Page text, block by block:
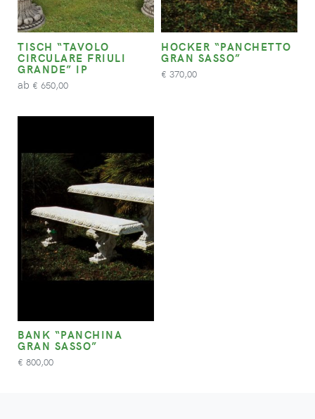
TISCH “TAVOLO
CIRCULARE FRIULI
GRANDE” IP
ab € 650,00
HOCKER “PANCHETTO
GRAN SASSO”
€ 370,00
BANK “PANCHINA
GRAN SASSO”
€ 800,00